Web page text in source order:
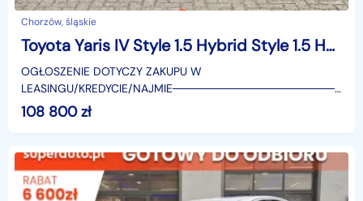
Chorzów, śląskie
Toyota Yaris IV Style 1.5 Hybrid Style 1.5 Hybrid 116KM | Podgrzewane fotele!
OGŁOSZENIE DOTYCZY ZAKUPU W
LEASINGU/KREDYCIE/
SUPERAUTO.PL?✔ Lider ryn
108 800zł